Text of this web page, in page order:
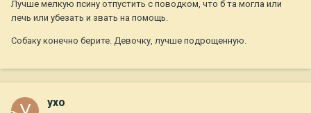
Лучше мелкую псину отпустить с поводком, что б та могла или
лечь или убезать и звать на помощь.
Собаку конечно берите. Девочку, лучше подрощенную.
ухо